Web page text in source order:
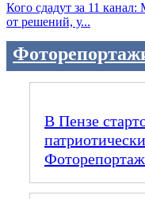
Кого сдадут за 11
от решений, у...
В Пензе
Фоторепортаж